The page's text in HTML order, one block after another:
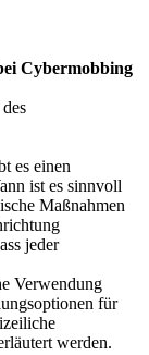
Cybermobbing
es einen
ist es sinnvoll
Maßnahmen
jeder
Verwendung
für
werden.